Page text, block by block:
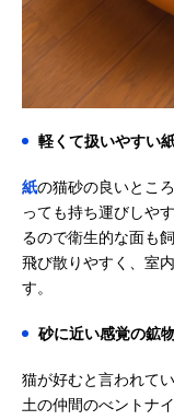
軽くて扱いやすい
紙の猫砂の良いところ
っても持ち運びしや
るので衛生的な面も
飛び散りやすく、室
す。
砂に近い感覚の鉱
猫が好むと言われて
土の仲間のべントナ